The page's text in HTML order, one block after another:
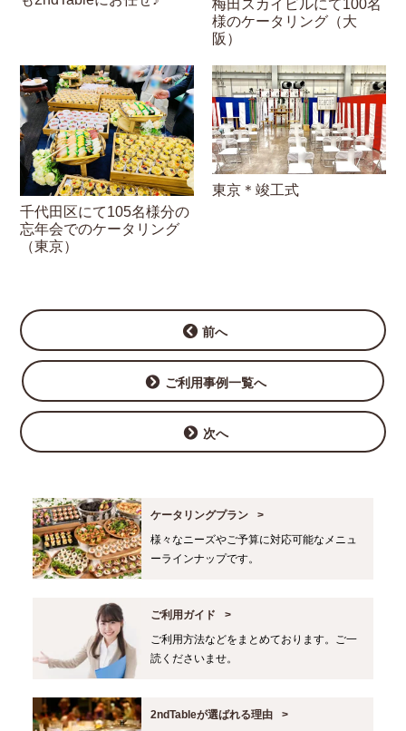
梅田スカイビルにて100名
様のケータリング（大
阪）
千代田区にて105名様分の
忘年会でのケータリング
（東京）
東京＊竣工式
前へ
ご利用事例一覧へ
次へ
ケータリングプラン
様々なニーズやご予算に対応可能なメニュ
ーラインナップです。
ご利用ガイド
ご利用方法などをまとめております。ご一
読くださいませ。
2ndTableが選ばれる理由